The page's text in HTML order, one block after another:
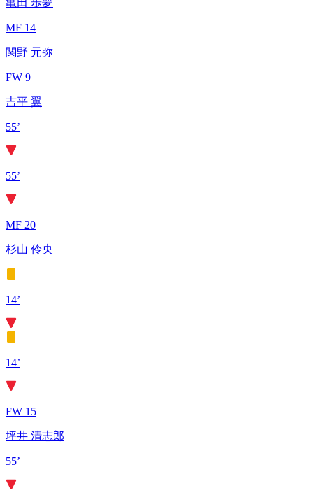
亀田 歩夢
MF 14
関野 元弥
FW 9
吉平 翼
55’
55’
MF 20
杉山 伶央
14’
14’
FW 15
坪井 清志郎
55’